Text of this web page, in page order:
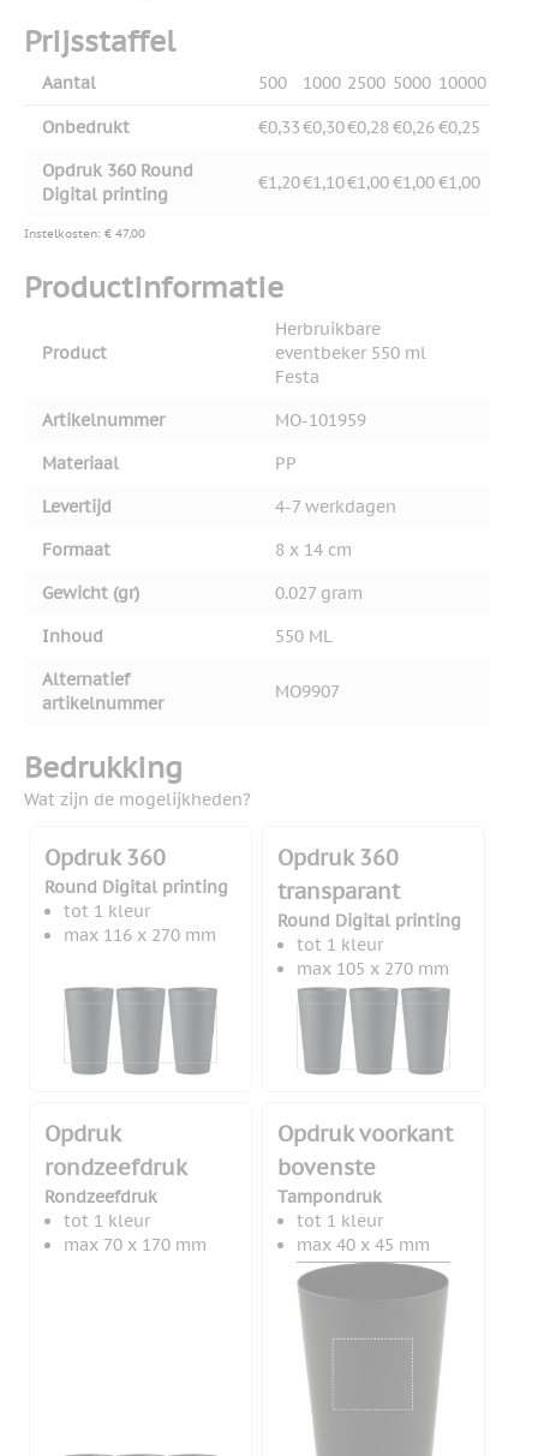
Prijsstaffel
Aantal 500 1000 2500 5000 10000
Onbedrukt €0,33€0,30€0,28 €0,26€0,25
Opdruk 360 Round
Digital printing
€1,20€1,10€1,00€1,00€1,00
Instelkosten: € 47,00
Productinformatie
Product
Herbruikbare
eventbeker 550 ml
Festa
Artikelnummer
MO-101959
Materiaal
PP
Levertijd
4-7 werkdagen
Formaat
8 x 14 cm
Gewicht (gr)
0.027 gram
Inhoud
550 ML
Alternatief
artikelnummer
MO9907
Bedrukking
Wat zijn de mogelijkheden?
Opdruk 360
Round Digital printing
tot 1 kleur
max 116 x 270 mm
Opdruk 360
transparant
Round Digital printing
tot 1 kleur
max 105 x 270 mm
Opdruk
rondzeefdruk
Rondzeefdruk
tot 1 kleur
max 70 x 170 mm
Opdruk voorkant
bovenste
Tampondruk
tot 1 kleur
max 40 x 45 mm